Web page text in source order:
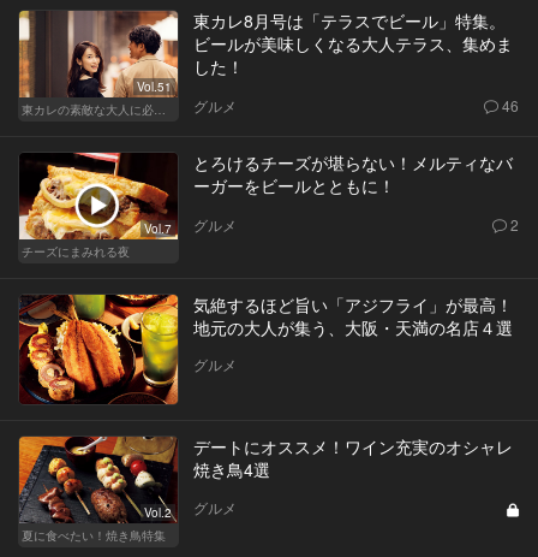
Vol.51
東カレ8月号は「テラスでビール」特集。
ビールが美味しくなる大人テラス、集めま
した！
グルメ 46
Vol.7
チーズにまみれる夜
とろけるチーズが堪らない！メルティなバ
ーガーをビールとともに！
グルメ 2
気絶するほど旨い「アジフライ」が最高！
地元の大人が集う、大阪・天満の名店４選
グルメ
Vol.2
夏に食べたい！焼き鳥特集
デートにオススメ！ワイン充実のオシャレ
焼き鳥4選
グルメ